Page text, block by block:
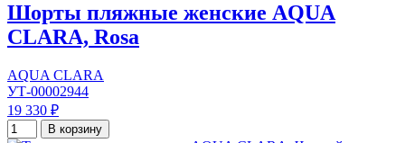
Шорты пляжные женские AQUA
CLARA, Rosa
AQUA CLARA
УТ-00002944
19 330 ₽
В корзину